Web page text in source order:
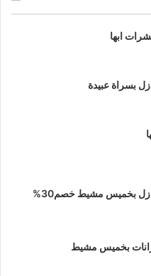
ابها
بسراة عبيدة
شركة تنظيف منازل بخميس مشيط خصم30%
بخميس مشيط